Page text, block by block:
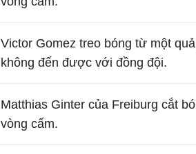
Victor Gomez treo bóng từ một
không đến được với đồng đội.
Matthias Ginter của Freiburg cắt
vòng cấm.